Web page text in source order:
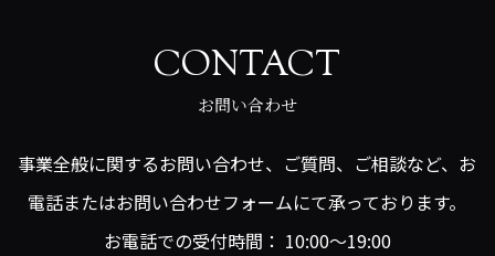
CONTACT
お問い合わせ
事業全般に関するお問い合わせ、ご質問、ご相談など、お
電話またはお問い合わせフォームにて承っております。
お電話での受付時間： 10:00～19:00